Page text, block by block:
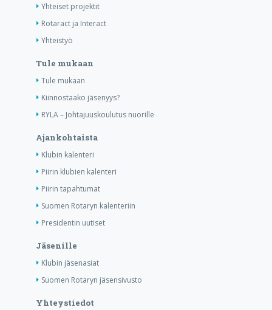
Yhteiset projektit
Rotaract ja Interact
Yhteistyö
Tule mukaan
Tule mukaan
Kiinnostaako jäsenyys?
RYLA – Johtajuuskoulutus nuorille
Ajankohtaista
Klubin kalenteri
Piirin klubien kalenteri
Piirin tapahtumat
Suomen Rotaryn kalenteriin
Presidentin uutiset
Jäsenille
Klubin jäsenasiat
Suomen Rotaryn jäsensivusto
Yhteystiedot